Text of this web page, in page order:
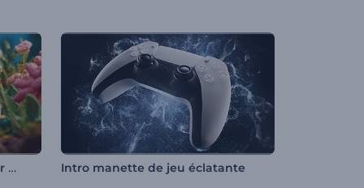
Dévoilement du logo d'Easter Clay Intro manette de jeu éclatante